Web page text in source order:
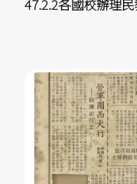
47.2.2各國校辦理